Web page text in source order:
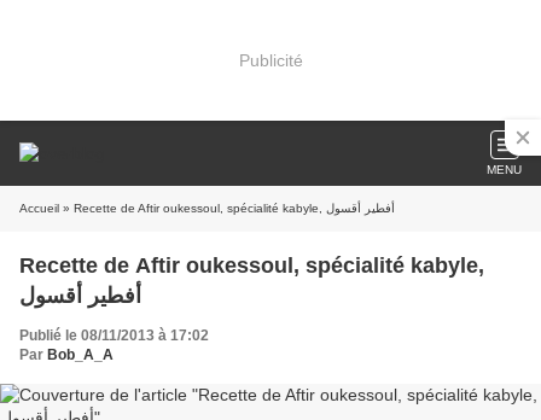
Publicité
MENU
Accueil » Recette de Aftir oukessoul, spécialité kabyle, أفطير أقسول
Recette de Aftir oukessoul, spécialité kabyle,
أفطير أقسول
Publié le 08/11/2013 à 17:02
Par Bob_A_A